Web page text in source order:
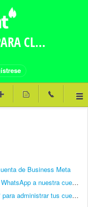
MESA DE AYUDA PARA CLIENTES PYRAMINT
de Business Meta
Cómo agregar o cambiar un número de WhatsApp a nuestra cuenta de Business Meta?
Como asignar a Pyramint como "socio" para administrar tus cuentas de Meta